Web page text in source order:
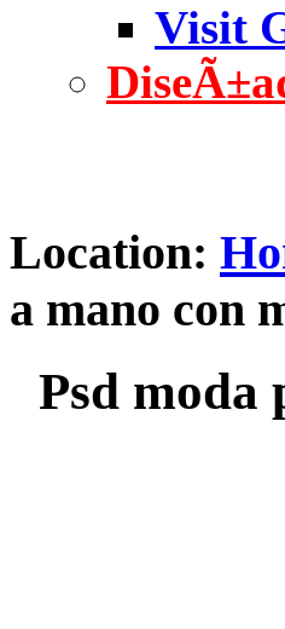
Visit
Location:
a mano con
Psd moda